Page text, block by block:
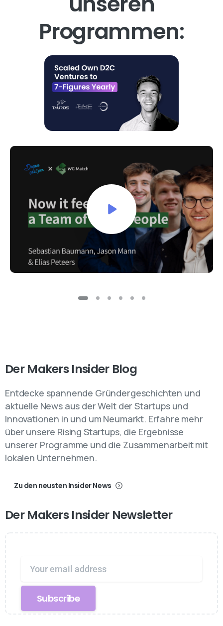
Programmen:
Der Makers Insider Blog
Entdecke spannende Gründergeschichten und
aktuelle News aus der Welt der Startups und
Innovationen in und um Neumarkt. Erfahre mehr
über unsere Rising Startups, die Ergebnisse
unserer Programme und die Zusammenarbeit mit
lokalen Unternehmen.
Zu den neusten Insider News
Der Makers Insider Newsletter